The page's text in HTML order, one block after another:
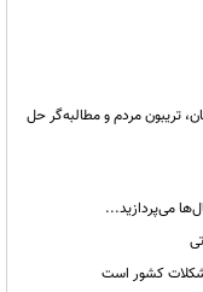
تریبون مردم و مطالبه‌گر حل
کشور است